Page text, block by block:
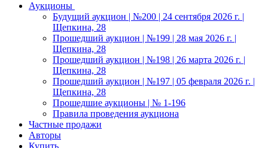
Аукционы
Будущий аукцион | №200 | 24 сентября 2026 г. |
Щепкина, 28
Прошедший аукцион | №199 | 28 мая 2026 г. |
Щепкина, 28
Прошедший аукцион | №198 | 26 марта 2026 г. |
Щепкина, 28
Прошедший аукцион | №197 | 05 февраля 2026 г. |
Щепкина, 28
Прошедшие аукционы | № 1-196
Правила проведения аукциона
Частные продажи
Авторы
Купить